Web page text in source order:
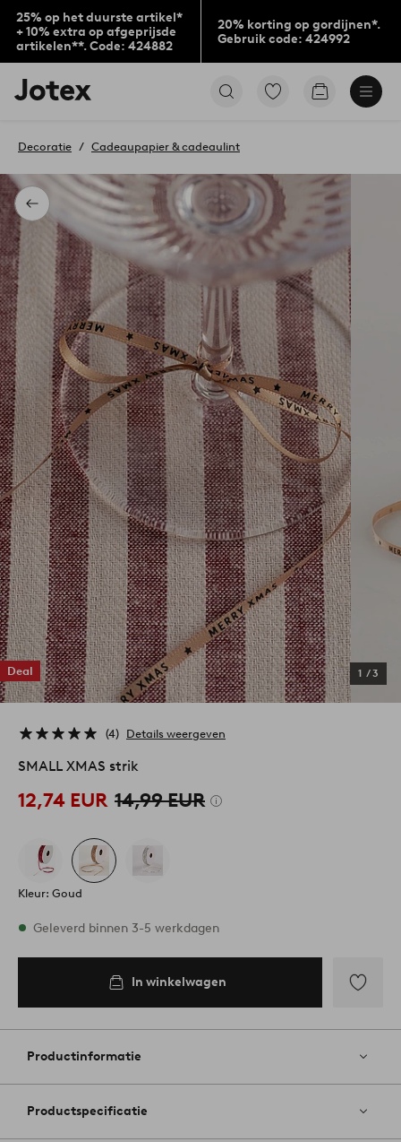
25% op het duurste artikel*
+ 10% extra op afgeprijsde
artikelen**. Code: 424882
20% korting op gordijnen*.
Gebruik code: 424992
Jotex
logo
to
home
page
Ga
Go
Terug
Decoratie Cadeaupapier & cadeaulint
Deal 1 /3
4 Details weergeven
SMALL XMAS strik
12,74 EUR 14,99 EUR
Kleur: Goud
Op voorraad
Geleverd binnen 3-5 werkdagen
In winkelwagen
aan
Productinformatie
Productspecificatie